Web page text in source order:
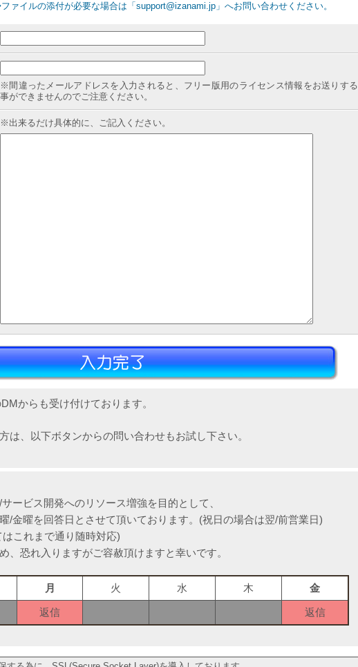
ァイルの添付が必要な場合は「support@izanami.jp」へお問い合わせください。
※間違ったメールアドレスを入力されると、フリー版用のライセンス情報をお送りする
事ができませんのでご注意ください。
※出来るだけ具体的に、ご記入ください。
からも受け付けております。
は、以下ボタンからの問い合わせもお試し下さい。
ービス開発へのリソース増強を目的として、
/金曜を回答日とさせて頂いております。(祝日の場合は翌/前営業日)
これまで通り随時対応)
、恐れ入りますがご容赦頂けますと幸いです。
月 火 水 木 金
返信 返信